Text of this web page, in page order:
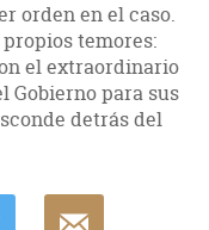
orden en el caso.
temores:
el extraordinario
Gobierno para sus
detrás del